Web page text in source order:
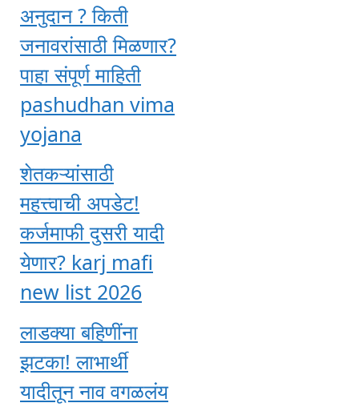
अनुदान ? किती
जनावरांसाठी मिळणार?
पाहा संपूर्ण माहिती
pashudhan vima
yojana
शेतकऱ्यांसाठी
महत्त्वाची अपडेट!
कर्जमाफी दुसरी यादी
येणार? karj mafi
new list 2026
लाडक्या बहिणींना
झटका! लाभार्थी
यादीतून नाव वगळलंय